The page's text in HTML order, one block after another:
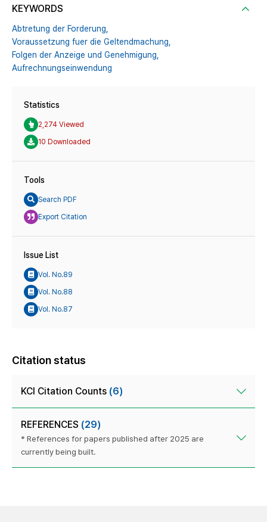
KEYWORDS
Abtretung der Forderung,
Voraussetzung fuer die Geltendmachung,
Folgen der Anzeige und Genehmigung,
Aufrechnungseinwendung
Statistics
2,274 Viewed
10 Downloaded
Tools
Search PDF
Export Citation
Issue List
Vol. No.89
Vol. No.88
Vol. No.87
Citation status
KCI Citation Counts (6)
REFERENCES (29)
* References for papers published after 2025 are
currently being built.